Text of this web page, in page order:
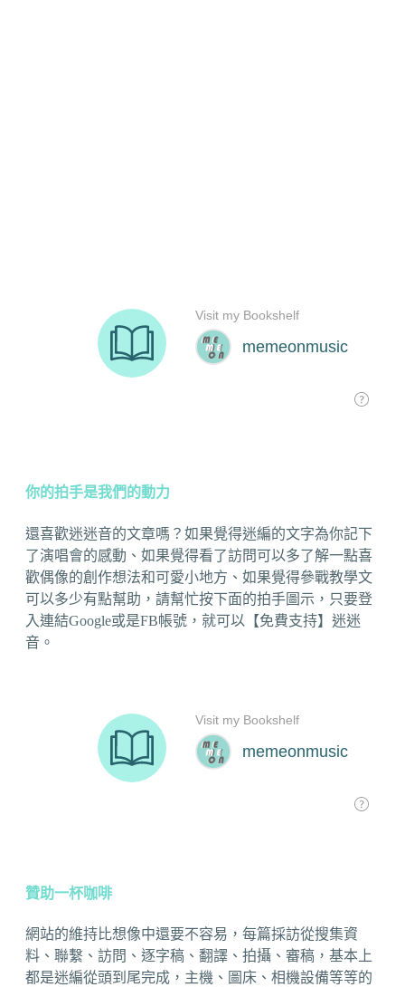
你的拍手是我們的動力
還喜歡迷迷音的文章嗎？如果覺得迷編的文字為你記下
了演唱會的感動、如果覺得看了訪問可以多了解一點喜
歡偶像的創作想法和可愛小地方、如果覺得參戰教學文
可以多少有點幫助，請幫忙按下面的拍手圖示，只要登
入連結Google或是FB帳號，就可以【免費支持】迷迷
音。
贊助一杯咖啡
網站的維持比想像中還要不容易，每篇採訪從搜集資
料、聯繫、訪問、逐字稿、翻譯、拍攝、審稿，基本上
都是迷編從頭到尾完成，主機、圖床、相機設備等等的